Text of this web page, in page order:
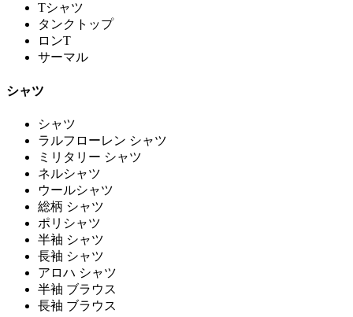
Tシャツ
タンクトップ
ロンT
サーマル
シャツ
シャツ
ラルフローレン シャツ
ミリタリー シャツ
ネルシャツ
ウールシャツ
総柄 シャツ
ポリシャツ
半袖 シャツ
長袖 シャツ
アロハ シャツ
半袖 ブラウス
長袖 ブラウス